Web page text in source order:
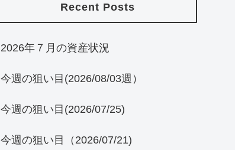
Recent Posts
2026年７月の資産状況
今週の狙い目(2026/08/03週）
今週の狙い目(2026/07/25)
今週の狙い目（2026/07/21)